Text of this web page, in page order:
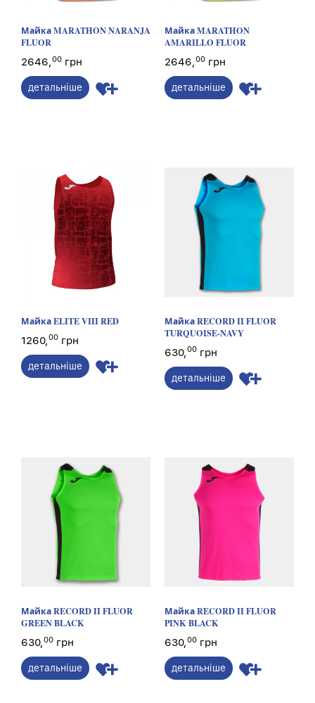
Майка MARATHON NARANJA
FLUOR
2646,00 грн
детальніше
Майка MARATHON
AMARILLO FLUOR
2646,00 грн
детальніше
Майка ELITE VIII RED
1260,00 грн
детальніше
Майка RECORD II FLUOR
TURQUOISE-NAVY
630,00 грн
детальніше
Майка RECORD II FLUOR
GREEN BLACK
630,00 грн
детальніше
Майка RECORD II FLUOR
PINK BLACK
630,00 грн
детальніше